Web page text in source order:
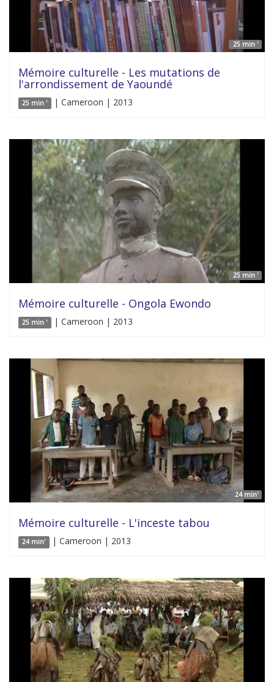
25 min '
Mémoire culturelle - Les mutations de
l'arrondissement de Yaoundé
25 min ' | Cameroon | 2013
25 min '
Mémoire culturelle - Ongola Ewondo
25 min ' | Cameroon | 2013
24 min'
Mémoire culturelle - L'inceste tabou
24 min' | Cameroon | 2013